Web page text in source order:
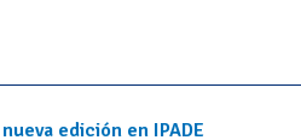
edición en IPADE